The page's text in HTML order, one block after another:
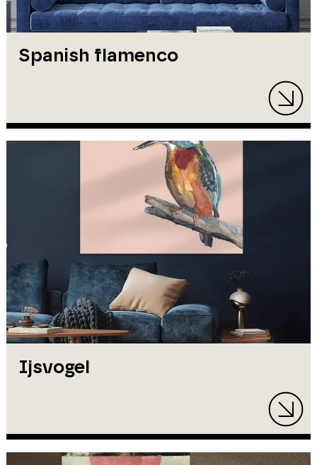
Spanish flamenco
Ijsvogel